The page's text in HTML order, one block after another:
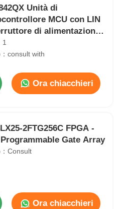
Unità di
MCU con LIN
di alimentazione
1
consult with
Ora chiacchieri
2FTG256C FPGA -
Gate Array
Consult
Ora chiacchieri